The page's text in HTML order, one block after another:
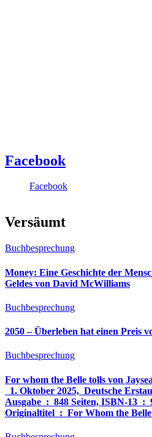
Facebook
Facebook
Versäumt
Buchbesprechung
Money: Eine Geschichte der
Geldes von David McWilliams
Buchbesprechung
2050 – Überleben hat einen Preis
Buchbesprechung
For whom the Belle tolls von
1. Oktober 2025, ‎ Deutsche
Ausgabe ‏ : ‎ 848 Seiten, ISBN-13 ‏ : ‎ 978-3764533694,
Originaltitel ‏ : ‎ For Whom